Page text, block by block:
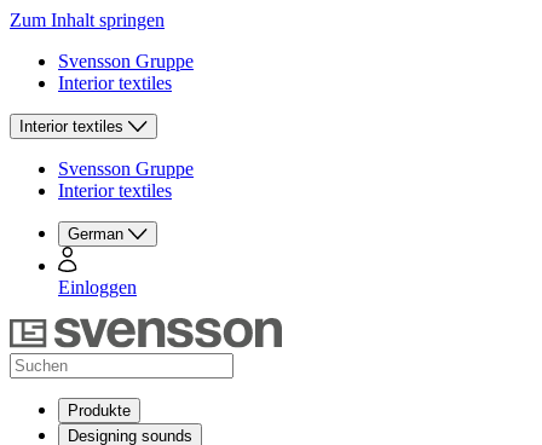
Zum Inhalt springen
Svensson Gruppe
Interior textiles
Interior textiles
Svensson Gruppe
Interior textiles
German
Einloggen
Produkte
Designing sounds